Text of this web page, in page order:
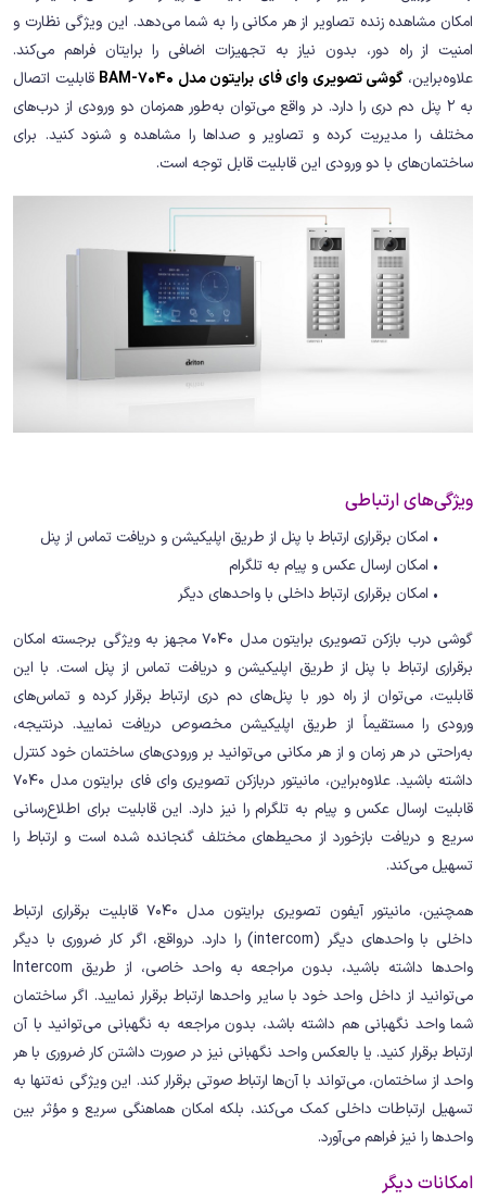
امکان مشاهده زنده تصاویر از هر مکانی را به شما می‌دهد. این ویژگی نظارت و
امنیت از راه دور، بدون نیاز به تجهیزات اضافی را برایتان فراهم می‌کند.
علاوه‌براین،گوشی تصویری وای فای برایتون مدل BAM-7040
قابلیت اتصال
به 2 پنل دم دری را دارد. در واقع می‌توان به‌طور همزمان دو ورودی از درب‌های
مختلف را مدیریت کرده و تصاویر و صداها را مشاهده و شنود کنید. برای
ساختمان‌های با دو ورودی این قابلیت قابل توجه است.
ویژگی‌های ارتباطی
• امکان برقراری ارتباط با پنل از طریق اپلیکیشن و دریافت تماس از پنل
• امکان ارسال عکس و پیام به تلگرام
• امکان برقراری ارتباط داخلی با واحدهای دیگر
گوشی درب بازکن تصویری برایتون مدل 7040 مجهز به ویژگی برجسته امکان
برقراری ارتباط با پنل از طریق اپلیکیشن و دریافت تماس از پنل است. با این
قابلیت، می‌توان از راه دور با پنل‌های دم دری ارتباط برقرار کرده و تماس‌های
ورودی را مستقیماً از طریق اپلیکیشن مخصوص دریافت نمایید. درنتیجه،
به‌راحتی در هر زمان و از هر مکانی می‌توانید بر ورودی‌های ساختمان خود کنترل
داشته باشید. علاوه‌براین، مانیتور دربازکن تصویری وای فای برایتون مدل 7040
قابلیت ارسال عکس و پیام به تلگرام را نیز دارد. این قابلیت برای اطلاع‌رسانی
سریع و دریافت بازخورد از محیط‌های مختلف گنجانده شده است و ارتباط را
تسهیل می‌کند.
همچنین، مانیتور آیفون تصویری برایتون مدل 7040 قابلیت برقراری ارتباط
داخلی با واحدهای دیگر (intercom) را دارد. درواقع، اگر کار ضروری با دیگر
واحدها داشته باشید، بدون مراجعه به واحد خاصی، از طریق Intercom
می‌توانید از داخل واحد خود با سایر واحدها ارتباط برقرار نمایید. اگر ساختمان
شما واحد نگهبانی هم داشته باشد، بدون مراجعه به نگهبانی می‌توانید با آن
ارتباط برقرار کنید. یا بالعکس واحد نگهبانی نیز در صورت داشتن کار ضروری با هر
واحد از ساختمان، می‌تواند با آن‌ها ارتباط صوتی برقرار کند. این ویژگی نه‌تنها به
تسهیل ارتباطات داخلی کمک می‌کند، بلکه امکان هماهنگی سریع و مؤثر بین
واحدها را نیز فراهم می‌آورد.
امکانات دیگر